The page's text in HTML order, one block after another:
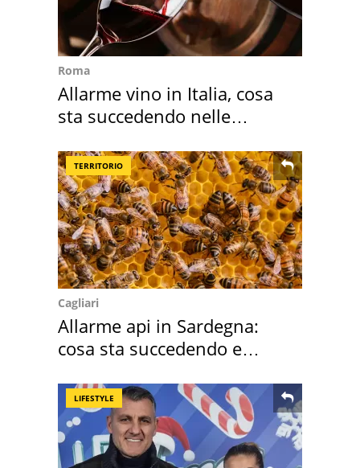
Roma
Allarme vino in Italia, cosa
sta succedendo nelle
TERRITORIO
Cagliari
Allarme api in Sardegna:
cosa sta succedendo e
LIFESTYLE